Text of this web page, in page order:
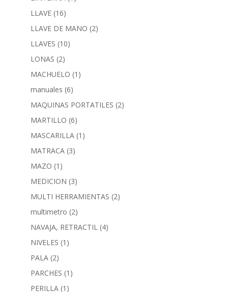
LLAVE (16)
LLAVE DE MANO (2)
LLAVES (10)
LONAS (2)
MACHUELO (1)
manuales (6)
MAQUINAS PORTATILES (2)
MARTILLO (6)
MASCARILLA (1)
MATRACA (3)
MAZO (1)
MEDICION (3)
MULTI HERRAMIENTAS (2)
multimetro (2)
NAVAJA, RETRACTIL (4)
NIVELES (1)
PALA (2)
PARCHES (1)
PERILLA (1)